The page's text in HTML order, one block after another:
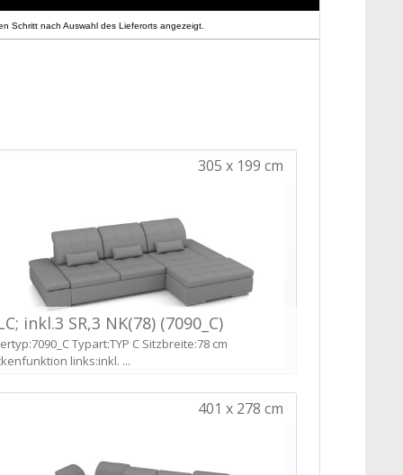
Schritt nach Auswahl des Lieferorts angezeigt.